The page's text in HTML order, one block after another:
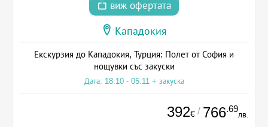
виж офертата
Кападокия
Екскурзия до Кападокия, Турция: Полет от София и
нощувки със закуски
Дата: 18.10 - 05.11 + закуска
392€ / 766.69
лв.